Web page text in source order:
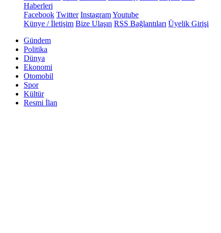
Haberleri
Facebook Twitter InstagramYoutube
Künye / İletişim Bize Ulaşın RSS Bağlantıları Üyelik Girişi
Gündem
Politika
Dünya
Ekonomi
Otomobil
Spor
Kültür
Resmi İlan